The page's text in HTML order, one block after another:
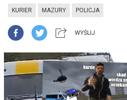
KURIER MAZURY POLICJA
WYŚLIJ